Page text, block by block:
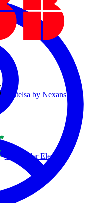
Centelsa by Nexans
Schneider Electric